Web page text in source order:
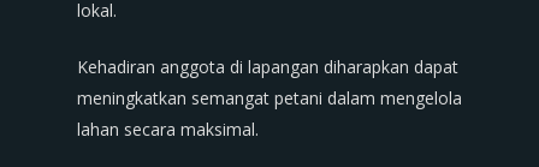
lokal.
Kehadiran anggota di lapangan diharapkan dapat
meningkatkan semangat petani dalam mengelola
lahan secara maksimal.